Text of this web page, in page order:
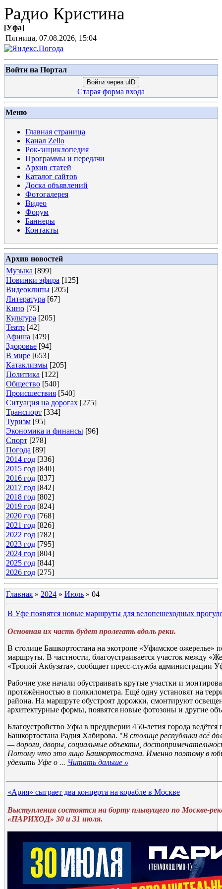
Радио Кристина
[Уфа]
Пятница, 07.08.2026, 15:04
Войти на Портал
Войти через uID
Старая форма входа
Меню
Главная страница
Канал Zello
Рок-энциклопедия
Программы и передачи
Архив статей
Каталог сайтов
Доска объявлений
Фотогалерея
Видео
Форум
Баннеры
Контакты
Архив новостей
Музыка [899]
Новинки эфира [125]
Видеоклипы [205]
Литература [67]
Кино [75]
Культура [205]
Театр [42]
Афиша [479]
Здоровье [94]
В мире [653]
Катаклизмы [205]
Политика [122]
Общество [540]
Происшествия [540]
Ситуация на дорогах [275]
Транспорт [334]
Туризм [95]
Экономика и финансы [96]
Спорт [278]
Погода [89]
2014 год [336]
2015 год [840]
2016 год [837]
2017 год [842]
2018 год [802]
2019 год [824]
2020 год [768]
2021 год [826]
2022 год [782]
2023 год [795]
2024 год [804]
2025 год [844]
2026 год [275]
Главная » 2024 » Июль » 04
В Уфе появятся новые маршруты для велопешеходных
Основная их часть будет пролегать вдоль реки.
В столице Башкортостана на экотропе «Уфимское ожерелье»
маршруты. В частности, благоустраивается участок между
«Тропой Акбузата», сообщает пресс-служба администрации
Рабочие уже начали обустраивать крутые участки и
протяжённостью в полкилометра. Ещё одну установят на
района. На маршруте обустроят дорожки, смонтируют
архитектурные формы, появятся новые фотозоны и другие
Благоустройство Уфы в преддверии 450-летия города
Башкортостана Радия Хабирова. "В столице республики всё
— дороги, дворы, социальные объекты,
Потому что это лицо Башкортостана. Именно поэтому в
уделить Уфе о ... Читать дальше »
«Ария» сыграет два концерта на корабле в Москве
Выступления состоятся на борту плывущего по Москве-
«ПАРИХОД» 30 и 31 июля.